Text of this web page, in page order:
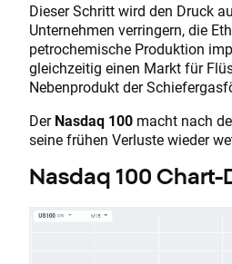
Dieser Schritt wird den Druck
Unternehmen verringern, die
petrochemische Produktion
gleichzeitig einen Markt für
Nebenprodukt der
DerNasdaq 100 macht nach
seine frühen Verluste wieder
Nasdaq 100 Chart-